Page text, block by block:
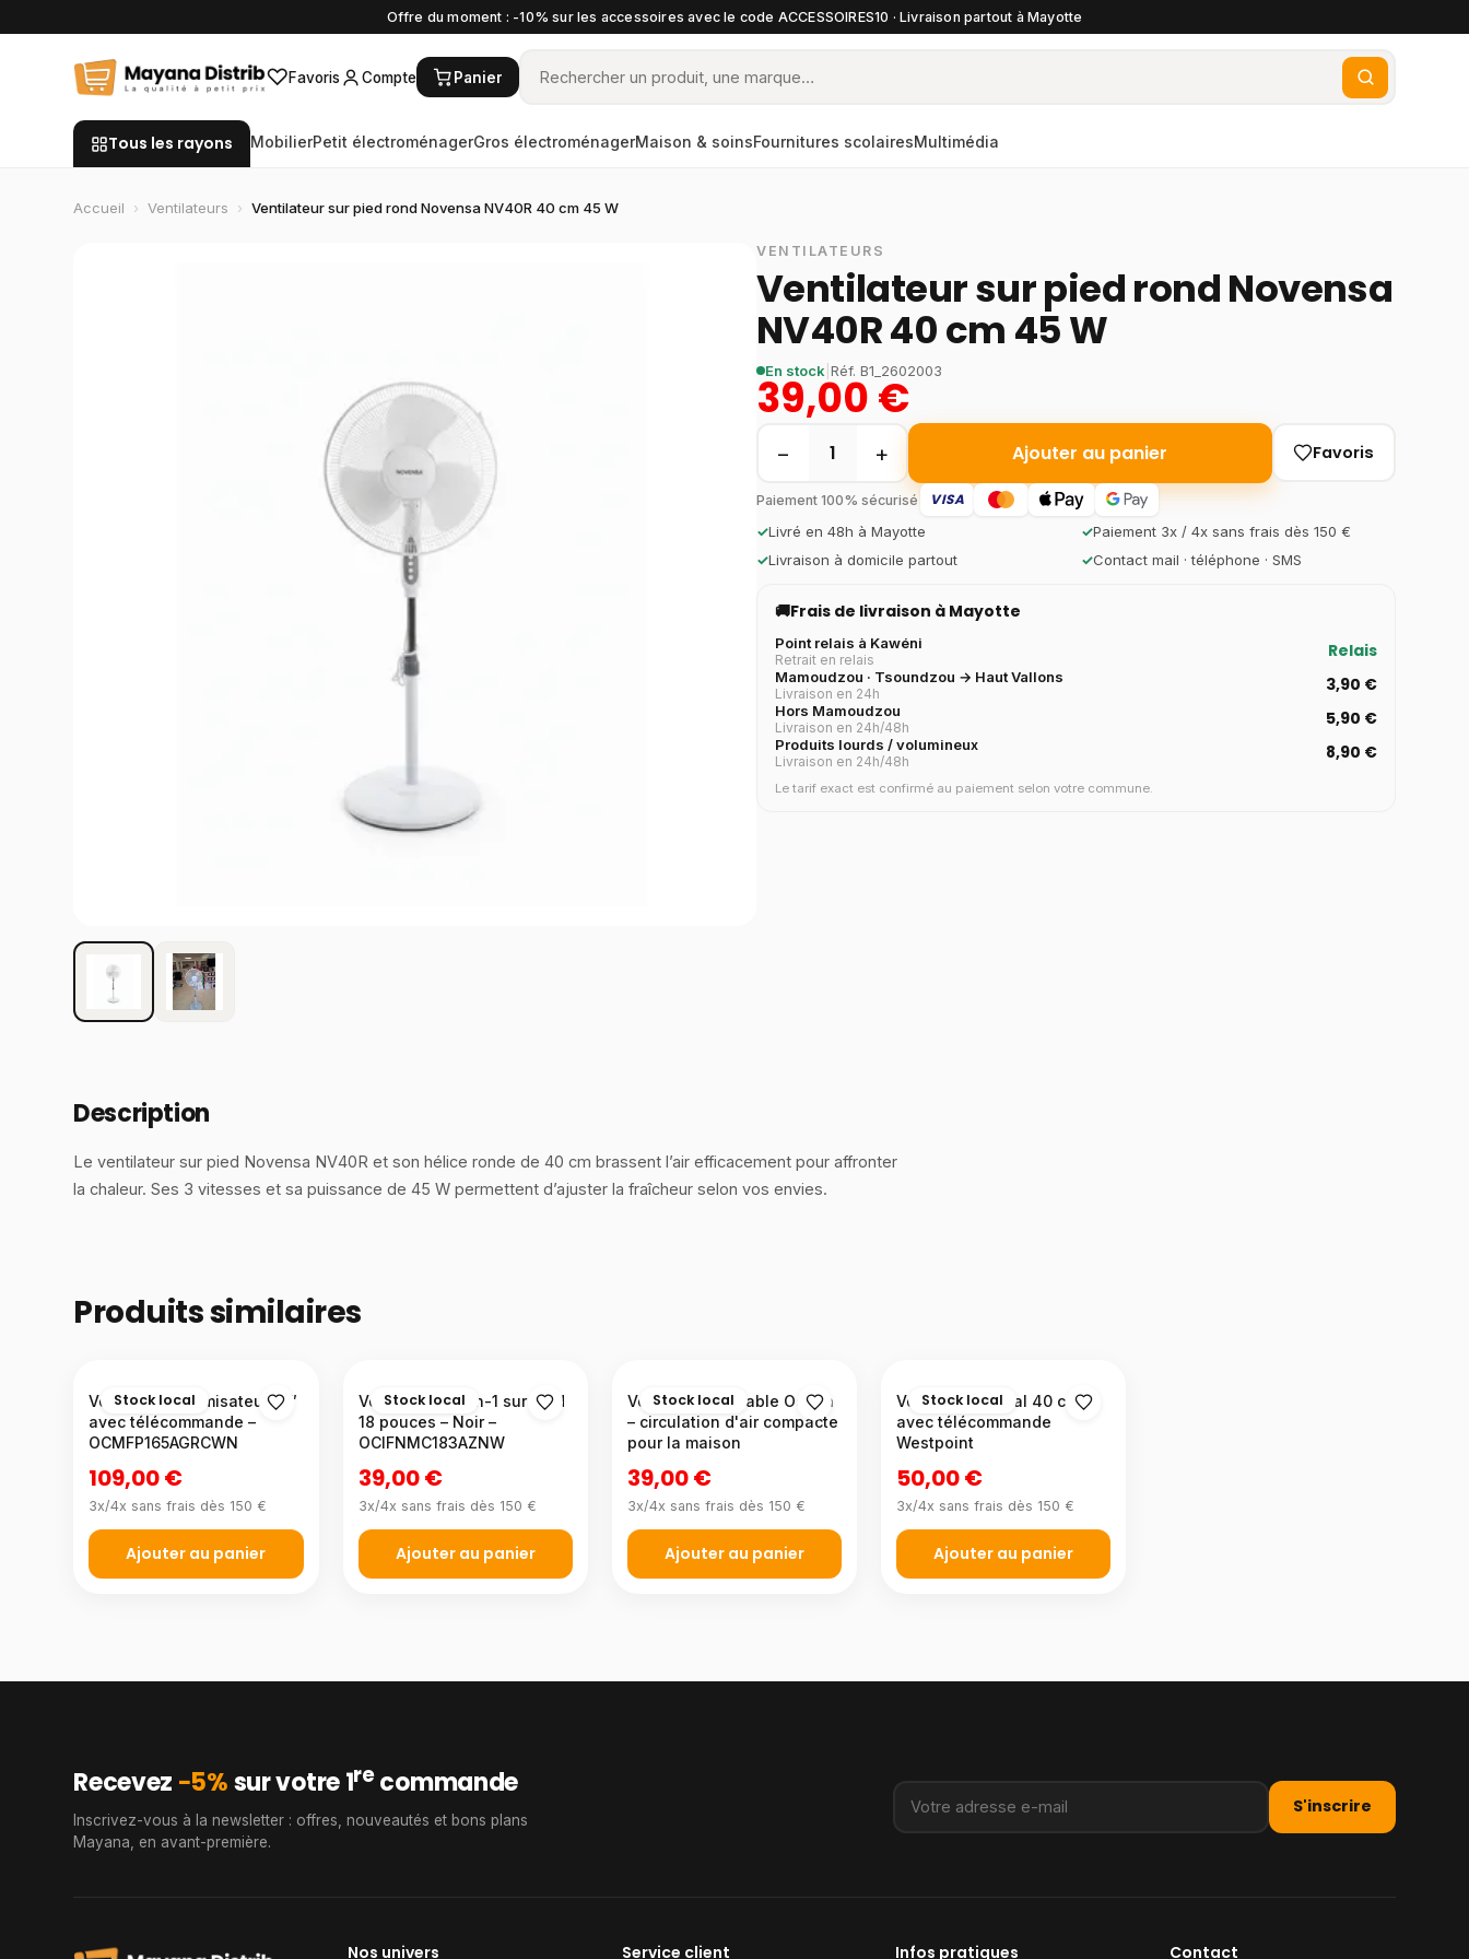
Offre du moment : -10% sur les accessoires avec le code ACCESSOIRES10 · Livraison partout à Mayotte
♡Favoris Compte Panier
Tous les rayons MobilierPetit électroménagerGros électroménagerMaison & soinsFournitures scolairesMultimédia
Accueil › Ventilateurs › Ventilateur sur pied rond Novensa NV40R 40 cm 45 W
VENTILATEURS
Ventilateur sur pied rond Novensa
NV40R 40 cm 45 W
En stock Réf. B1_2602003
39,00 €
− 1 + Ajouter au panier Favoris
Paiement 100% sécurisé VISA
✓Livré en 48h à Mayotte ✓Paiement 3x / 4x sans frais dès 150 €
✓Livraison à domicile partout ✓Contact mail · téléphone · SMS
🚚Frais de livraison à Mayotte
Point relais à Kawéni
Retrait en relais Relais
Mamoudzou · Tsoundzou → Haut Vallons
Livraison en 24h 3,90 €
Hors Mamoudzou
Livraison en 24h/48h 5,90 €
Produits lourds / volumineux
Livraison en 24h/48h 8,90 €
Le tarif exact est confirmé au paiement selon votre commune.
Description
Le ventilateur sur pied Novensa NV40R et son hélice ronde de 40 cm brassent l’air efficacement pour affronter
la chaleur. Ses 3 vitesses et sa puissance de 45 W permettent d’ajuster la fraîcheur selon vos envies.
Produits similaires
Stock local
Ventilateur brumisateur 16″
avec télécommande –
OCMFP165AGRCWN
109,00 €
3x/4x sans frais dès 150 €
Ajouter au panier
Stock local
Ventilateur 3-en-1 sur pied
18 pouces – Noir –
OCIFNMC183AZNW
39,00 €
3x/4x sans frais dès 150 €
Ajouter au panier
Stock local
Ventilateur de table Ocean
– circulation d'air compacte
pour la maison
39,00 €
3x/4x sans frais dès 150 €
Ajouter au panier
Stock local
Ventilateur mural 40 cm
avec télécommande
Westpoint
50,00 €
3x/4x sans frais dès 150 €
Ajouter au panier
Recevez −5%sur votre 1recommande
Inscrivez-vous à la newsletter : offres, nouveautés et bons plans
Mayana, en avant-première.
S'inscrire
Nos univers Service client Infos pratiques Contact